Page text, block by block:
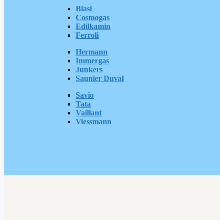
Biasi
Cosmogas
Edilkamin
Ferroli
Hermann
Immergas
Junkers
Saunier Duval
Savio
Tata
Vaillant
Viessmann